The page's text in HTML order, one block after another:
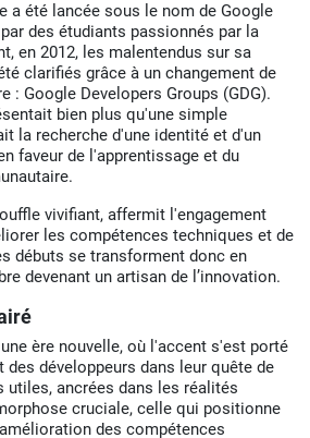
a été lancée sous le nom de Google
des étudiants passionnés par la
en 2012, les malentendus sur sa
clarifiés grâce à un changement de
: Google Developers Groups (GDG).
bien plus qu'une simple
la recherche d'une identité et d'un
faveur de l'apprentissage et du
vivifiant, affermit l'engagement
les compétences techniques et de
débuts se transforment donc en
devenant un artisan de l’innovation.
ère nouvelle, où l'accent s'est porté
développeurs dans leur quête de
ancrées dans les réalités
cruciale, celle qui positionne
des compétences